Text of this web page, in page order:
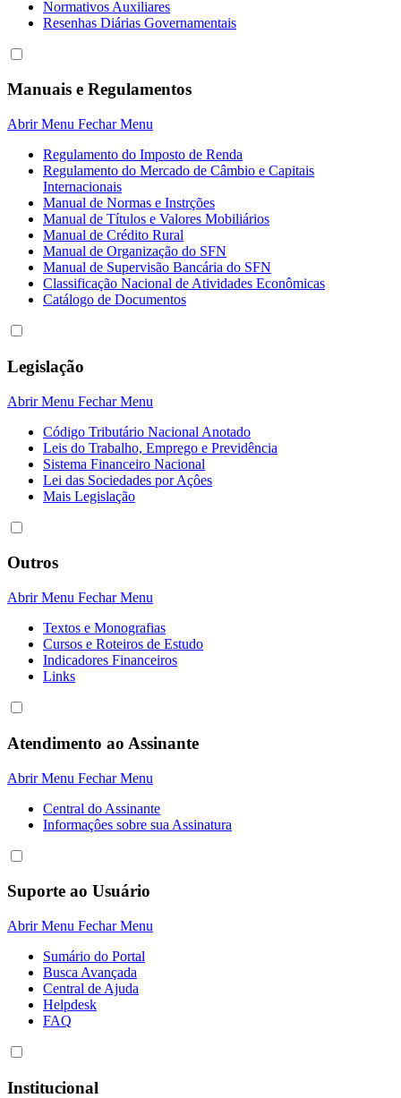
Normativos Auxiliares
Resenhas Diárias Governamentais
Manuais e Regulamentos
Abrir Menu Fechar Menu
Regulamento do Imposto de Renda
Regulamento do Mercado de Câmbio e Capitais
Internacionais
Manual de Normas e Instrções
Manual de Títulos e Valores Mobiliários
Manual de Crédito Rural
Manual de Organização do SFN
Manual de Supervisão Bancária do SFN
Classificação Nacional de Atividades Econômicas
Catálogo de Documentos
Legislação
Abrir Menu Fechar Menu
Código Tributário Nacional Anotado
Leis do Trabalho, Emprego e Previdência
Sistema Financeiro Nacional
Lei das Sociedades por Açôes
Mais Legislação
Outros
Abrir Menu Fechar Menu
Textos e Monografias
Cursos e Roteiros de Estudo
Indicadores Financeiros
Links
Atendimento ao Assinante
Abrir Menu Fechar Menu
Central do Assinante
Informaçôes sobre sua Assinatura
Suporte ao Usuário
Abrir Menu Fechar Menu
Sumário do Portal
Busca Avançada
Central de Ajuda
Helpdesk
FAQ
Institucional